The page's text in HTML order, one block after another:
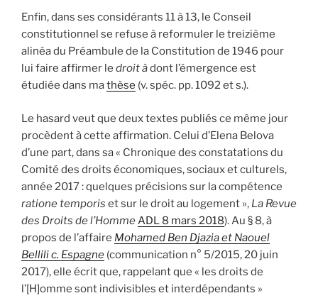
Enfin, dans ses considérants 11 à 13, le Conseil
constitutionnel se refuse à reformuler le treizième
alinéa du Préambule de la Constitution de 1946 pour
lui faire affirmer le droit àdont l’émergence est
étudiée dans mathèse (v. spéc. pp. 1092 et s.).
Le hasard veut que deux textes publiés ce même jour
procèdent à cette affirmation. Celui d’Elena Belova
d’une part, dans sa « Chronique des constatations du
Comité des droits économiques, sociaux et culturels,
année 2017 : quelques précisions sur la compétence
ratione temporis et sur le droit au logement », La Revue
des Droits de l’HommeADL 8 mars 2018). Au § 8, à
propos de l’affaire Mohamed Ben Djazia et Naouel
Bellili c. Espagne (communication n° 5/2015, 20 juin
2017), elle écrit que, rappelant que « les droits de
l’[H]omme sont indivisibles et interdépendants »